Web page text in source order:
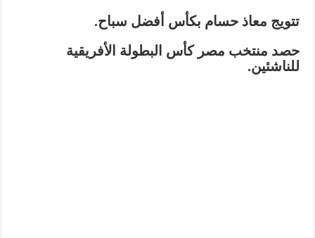
تتويج معاذ حسام بكأس أفضل سباح.
حصد منتخب مصر كأس البطولة الأفريقية
للناشئين.